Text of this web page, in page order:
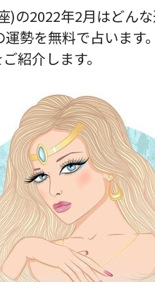
)の2022年2月はどん
運勢を無料で占いま
紹介します。